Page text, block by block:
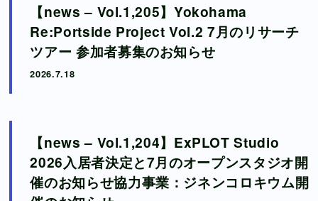
【news – Vol.1,205】Yokohama
Re:Portside Project Vol.2 7月のリサーチ
ツアー 参加者募集のお知らせ
2026.7.18
【news – Vol.1,204】ExPLOT Studio
2026入居者決定と7月のオープンスタジオ開
催のお知らせ協力事業：ジネンコロキウム開